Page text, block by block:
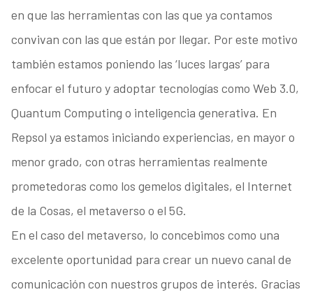
en que las herramientas con las que ya contamos
convivan con las que están por llegar. Por este motivo
también estamos poniendo las ‘luces largas’ para
enfocar el futuro y adoptar tecnologías como Web 3.0,
Quantum Computing o inteligencia generativa. En
Repsol ya estamos iniciando experiencias, en mayor o
menor grado, con otras herramientas realmente
prometedoras como los gemelos digitales, el Internet
de la Cosas, el metaverso o el 5G.
En el caso del metaverso, lo concebimos como una
excelente oportunidad para crear un nuevo canal de
comunicación con nuestros grupos de interés. Gracias